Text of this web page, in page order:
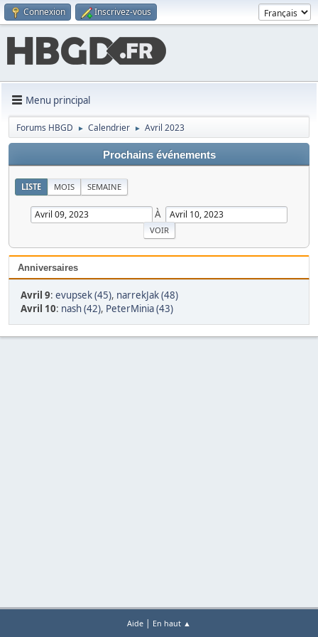
Connexion Inscrivez-vous
Menu principal
Forums HBGD ► Calendrier ► Avril 2023
Prochains événements
LISTE MOIS SEMAINE
À
Anniversaires
Avril 9: evupsek (45), narrekJak (48)
Avril 10: nash (42), PeterMinia (43)
Aide | En haut ▲